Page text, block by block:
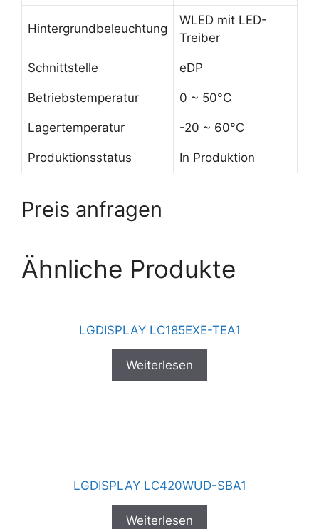
Hintergrundbeleuchtung
WLED mit LED-
Treiber
Schnittstelle eDP
Betriebstemperatur 0 ~ 50°C
Lagertemperatur -20 ~ 60°C
Produktionsstatus In Produktion
Preis anfragen
Ähnliche Produkte
LGDISPLAY LC185EXE-TEA1
Weiterlesen
LGDISPLAY LC420WUD-SBA1
Weiterlesen